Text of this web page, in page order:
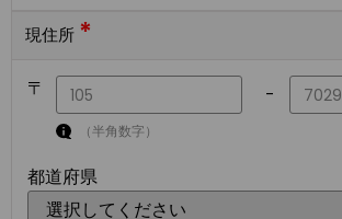
現住所 *
〒 -
（半角数字）
都道府県